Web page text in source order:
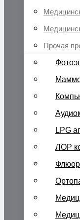
Прочая
LPG
ЛОР